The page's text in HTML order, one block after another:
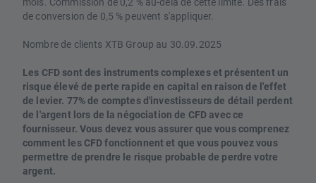
de conversion de 0,5 % peuvent s'appliquer.
Nombre de clients XTB Group au 30.09.2025
Les CFD sont des instruments complexes et présentent un
risque élevé de perte rapide en capital en raison de l'effet
de levier. 77% de comptes d'investisseurs de détail perdent
de l'argent lors de la négociation de CFD avec ce
fournisseur. Vous devez vous assurer que vous comprenez
comment les CFD fonctionnent et que vous pouvez vous
permettre de prendre le risque probable de perdre votre
argent.